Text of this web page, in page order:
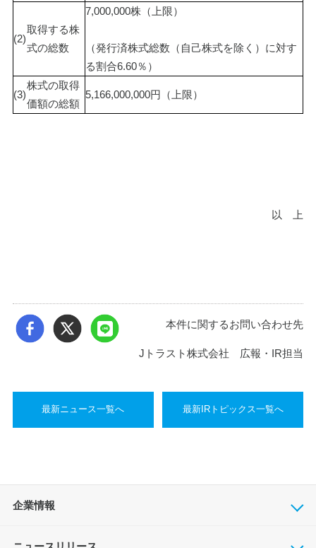
(2)
取得する株
式の総数
7,000,000株（上限）
（発行済株式総数（自己株式を除く）に対す
る割合6.60％）
(3)
株式の取得
価額の総額
5,166,000,000円（上限）
以　上
本件に関するお問い合わせ先
Jトラスト株式会社 広報・IR担当
最新ニュース一覧へ 最新IRトピックス一覧へ
企業情報